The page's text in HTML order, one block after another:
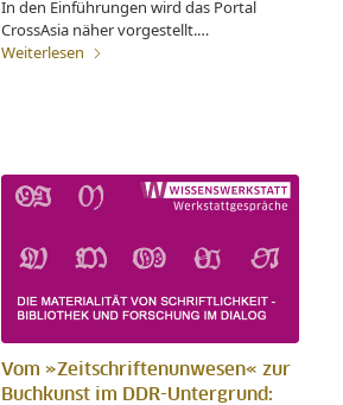
In den Einführungen wird das Portal
CrossAsia näher vorgestellt.…
Weiterlesen
Vom »Zeitschriftenunwesen« zur
Buchkunst im DDR-Untergrund: